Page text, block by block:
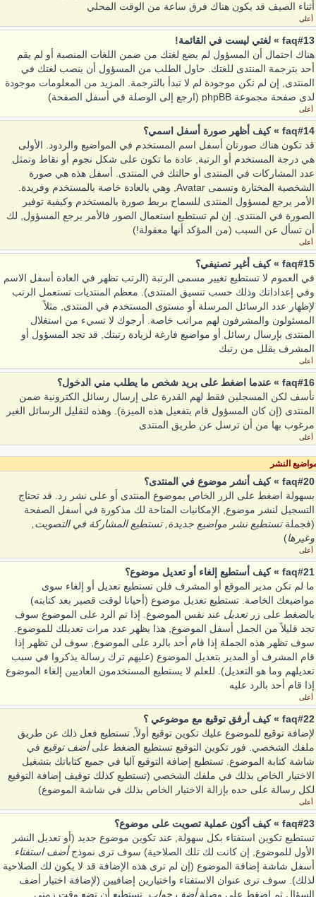
أثناء الصيف قد يكون هناك فرق ساعة من الوقت المحلي
أعلى
faq#13 » لغتي ليست في القائمة!
هناك احتمال أن المسؤول لم يضع لغتك من ضمن اللغات المنصبة أو لم يقم
أحد بترجمة المنتدى للغتك. حاول الطلب من المسؤول أن ينصب لغتك في
المنتدى, إن لم تكن موجودة لم لا تبدأ بالترجمة. المزيد من المعلومات موجودة
لدى صفحة مجموعة phpBB (ارجع إلى الوصلة في أسفل الصفحة)
أعلى
faq#14 » كيف أظهر صورة أسفل اسمي؟
قد تكون هناك صورتان أسفل اسم المستخدم في المواضيع والردود. الأولى
هي درجة المستخدم أو الرتبة, عادة ما تكون على شكل نجوم أو نقاط وتمثل
عدد المشاركات في المنتدى أو حالتك في المنتدى. أسفل هذه هي صورة
الشخصية المختارة وتسمى Avatar, وهي بالعادة خاصة بالمستخدم وفريدة.
الأمر يرجع لمسؤول المنتدى للسماح بربط صورة بالمستخدم وكيفية توفير
الصورة في المنتدى. إن لم تستطيع استعمال الصور فالأمر يرجع المسؤول, لك
أن تسأل عن السبب (من المؤكد أنها معقولة!)
أعلى
faq#15 » كيف أغير تصنيفي؟
في العموم لا تستطيع تغيير مسمى الرتبة (الرتب تظهر في العادة أسفل الاسم
وفي إعداداتك وذلك حسب تنسيق المنتدى). معظم المنتديات تستعمل الرتب
لإظهار عدد الرسائل المرسلة أو مستوى المستخدم في المنتدى, مثلاً
المسئولون والمشرفون لهم مراتب خاصة. أرجوك لا تسيء من استغلال
المنتدى بإرسال رسائل أو مواضيع فارغة لزيادة رتبتك, قد تجد المسؤول أو
المشرف يقلل من رتبك
أعلى
faq#16 » عندما اضغط على بريد شخص ما يطلب مني الدخول؟
نأسف لكن المسجلين فقط لهم القدرة على إرسال رسائل الكترونية ضمن
المنتدى (إن كان المسؤول قام بتفعيل هذه الميزة). وهذه لتقليل الرسائل الغير
مرغوب بها من أن ترسل عن طريق المنتدى
أعلى
النشر
faq#20 » كيف أنشر موضوع في المنتدى؟
بسهولة اضغط على الزر الخاص بموضوع المنتدى أو على نشر رد. قد تحتاج
التسجيل لنشر موضوع, الإمكانيات المتاحة لك مذكورة في أسفل الصفحة
(فجملةتستطيع نشر مواضيع جديدة, تستطيع المشاركة في التصويت,
وغيرها)
أعلى
faq#21 » كيف أستطيع إلغاء أو تعديل موضوع؟
ما لم تكن مدير الموقع أو المشرف فلن تستطيع تعديل أو إلغاء سوى
مواضيعك الخاصة. تستطيع تعديل موضوع (أحيانا لوقت قصير بعد كتابته)
بالضغط على زرتعديل عند نفس الموضوع. إذا تم الرد على الموضوع سوف
تجد قليلاً من الجمل أسفل الموضوع, هذا يظهر عدد مرات تعديلك للموضوع.
سوف تظهر هذه الجملة إذا قام أحد بالرد على الموضوع, سوف لن تظهر إذا
قام المشرف أو المدير بتعديل الموضوع (عليهم ترك رسالة يذكروا في سبب
تعديلهم وما هو التعديل). للعلم لا يستطيع المستخدمون العاديين إلغاء الموضوع
إذا قام أحد بالرد عليه
أعلى
faq#22 » كيف أرفق توقيع مع موضوعي ؟
لإضافة توقيع للموضوع عليك تكوين توقيع أولاً, تستطيع فعل ذلك عن طريق
ملفك الشخصي. فور تكوين التوقيع تستطيع الضغط علىأضف توقيع في
شاشة كتابة الموضوع. تستطيع إضافة التوقيع آليا في جميع كتاباتك بتشغيل
الاختيار الخاص بذلك في ملفك الشخصي (تستطيع كذلك توقيف إضافة التوقيع
لكل رسالة على حده بإزالة الاختيار الخاص بذلك في شاشة الموضوع)
أعلى
faq#23 » كيف أكون عملية تصويت على موضوع؟
تستطيع تكوين استفتاء بكل سهولة, عند تكوين موضوع جديد (أو تعديل النشر
الأول للموضوع, إن كانت لك تلك الصلاحية) سوف ترى نموذجأضف استفتاء
أسفل شاشة إضافة الموضوع (إن لم ترى هذه الإضافة قد لا يكون لك الصلاحية
لذلك). سوف ترى عنوان الاستفتاء واختيارين إضافيين (لإضافة اختيار أضف
السؤال ثم اضغط على وصلةأضف جواب . تستطيع أن تضع وقت زمني